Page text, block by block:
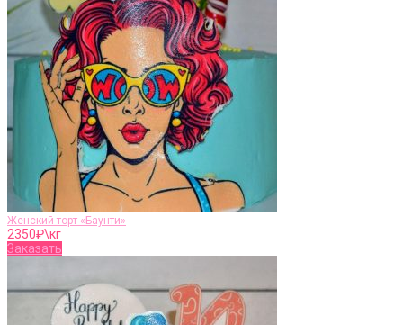
Женский торт «Баунти»
2350₽\кг
Заказать